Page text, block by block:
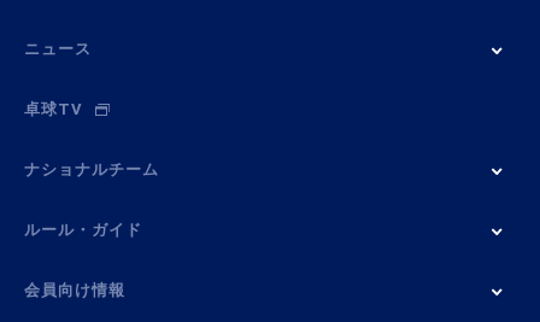
ニュース
卓球TV
ナショナルチーム
ルール・ガイド
会員向け情報